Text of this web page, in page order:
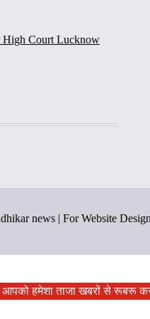
High Court Lucknow
news | For Website
आपको हमेशा ताजा खबरों से